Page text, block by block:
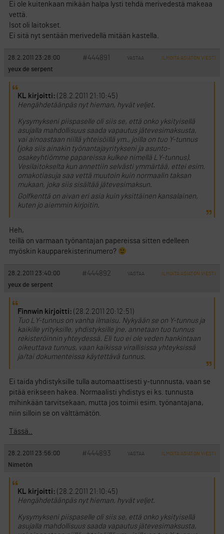
Ei ole kuitenkaan mikään halpa lysti tehdä merivedestä makeaa
vettä.
Isot oli laitokset.
Ei sitä nyt sentään merivedellä mitään kastella.
28.2.2011 23:28:00 #444891 VASTAA ILMOITA ASIATON VIESTI
yeux de serpent
KL kirjoitti: (28.2.2011 21:10:45)
Hengähdetäänpäs nyt hieman, hyvät veljet.
Kysymykseni piispaselle oli siis se, että onko yksityisellä
asujalla mahdollisuus saada vapautus jätevesimaksusta,
vai ainoastaan niillä yhteisöillä ym., joilla on tuo Y-tunnus
(joka siis ainakin työnantajayritykseni ja asunto-
osakeyhtiömme papareissa kulkee nimellä LY-tunnus).
Vesilaitokselta kun annettiin selvästi ymmärtää, ettei esim.
omakotiasuja saa vettä muutoin kuin normaalin taksan
mukaan, joka siis sisältää jätevesimaksun.
Golfkenttä on aivan eri asia kuin yksittäinen kansalainen,
kuten jo aiemmin kirjoitin.
Heh,
teillä on varmaan työnantajan papereissa sitten edelleen
myöskin kaupparekisterinumero?
28.2.2011 23:40:00 #444892 VASTAA ILMOITA ASIATON VIESTI
yeux de serpent
Finnwin kirjoitti: (28.2.2011 20:12:51)
Tuo LY-tunnus on vanha ilmaisu. Nykyään se on Y-tunnus ja
kaikille yrityksille, yhdistyksille jne. annetaan tuo tunnus
rekisteröinnin yhteydessä. Eli tuo ei ole veden hankintaan
oikeuttava tunnus, vaan kaikissa virallisissa yhteyksissä
ja/tai dokumenteissa käytettävä tunnus.
Ei taida yhdistyksille tulla automaattisesti y-tunnnusta, vaan se
pitää erikseen hakea. Normaalisti yhdistys ei ks. tunnusta
mihinkään tarvitsekaan, mutta jos toimii esim. työnantajana,
niin silloin se on välttämätön.
Tässä..
28.2.2011 23:56:00 #444893 VASTAA ILMOITA ASIATON VIESTI
Nimetön
KL kirjoitti: (28.2.2011 21:10:45)
Hengähdetäänpäs nyt hieman, hyvät veljet.
Kysymykseni piispaselle oli siis se, että onko yksityisellä
asujalla mahdollisuus saada vapautus jätevesimaksusta,